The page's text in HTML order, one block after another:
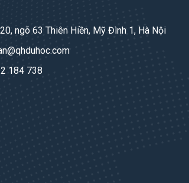
ngõ 63 Thiên Hiền, Mỹ Đình 1, Hà Nội
184 738